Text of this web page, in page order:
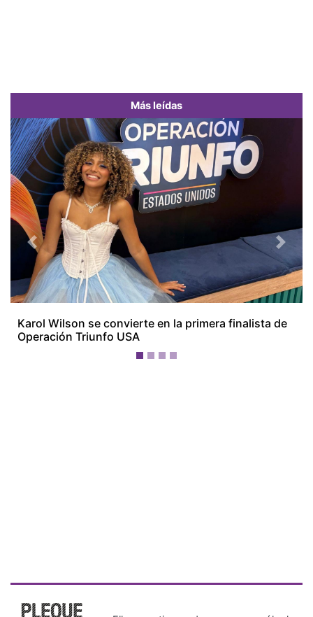
Más leídas
Karol Wilson se convierte en la primera finalista de
Operación Triunfo USA
Previous Next